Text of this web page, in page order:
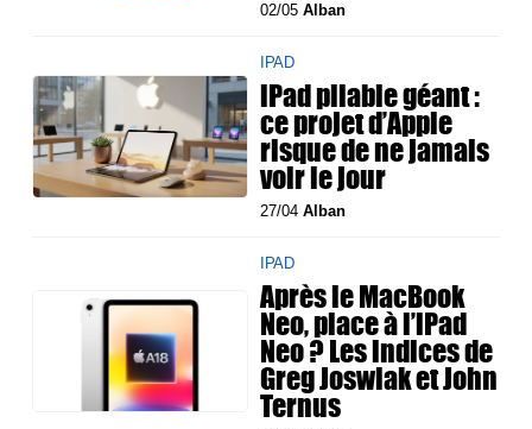
02/05Alban
IPAD
iPad pliable géant :
ce projet d’Apple
risque de ne jamais
voir le jour
27/04Alban
IPAD
Après le MacBook
Neo, place à l’iPad
Neo ? Les indices de
Greg Joswiak et John
Ternus